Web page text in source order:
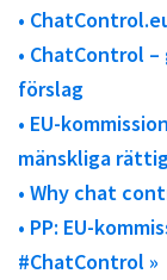
•
• ChatControl
förslag
• EU-
mänskliga
• Why chat
• PP: EU-
#ChatControl »